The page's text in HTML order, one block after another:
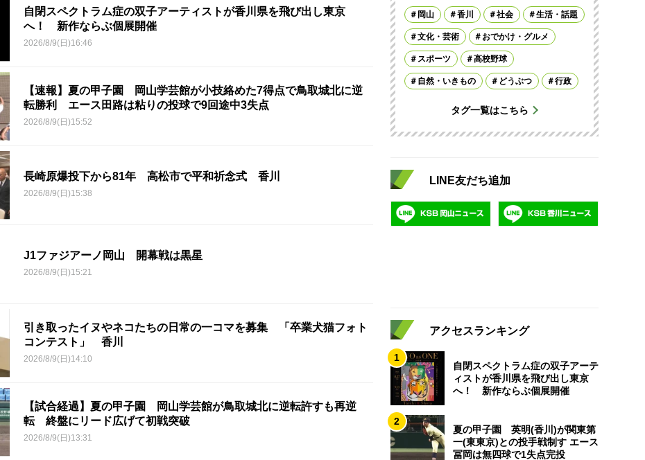
自閉スペクトラム症の双子アーティストが香川県を飛び出し東京
へ！ 新作ならぶ個展開催
2026/8/9(日)16:46
【速報】夏の甲子園 岡山学芸館が小技絡めた7得点で鳥取城北に逆
転勝利 エース田路は粘りの投球で9回途中3失点
2026/8/9(日)15:52
長崎原爆投下から81年 高松市で平和祈念式 香川
2026/8/9(日)15:38
J1ファジアーノ岡山 開幕戦は黒星
2026/8/9(日)15:21
引き取ったイヌやネコたちの日常の一コマを募集 「卒業犬猫フォト
コンテスト」 香川
2026/8/9(日)14:10
【試合経過】夏の甲子園 岡山学芸館が鳥取城北に逆転許すも再逆
転 終盤にリード広げて初戦突破
2026/8/9(日)13:31
岡山 香川 社会 生活・話題
文化・芸術 おでかけ・グルメ
スポーツ 高校野球
自然・いきもの どうぶつ 行政
タグ一覧はこちら
LINE友だち追加
アクセスランキング
1
自閉スペクトラム症の双子アーテ
ィストが香川県を飛び出し東京
へ！ 新作ならぶ個展開催
2
夏の甲子園 英明(香川)が関東第
一(東東京)との投手戦制す エース
冨岡は無四球で1失点完投